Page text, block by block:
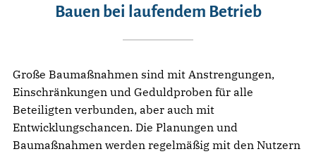
Bauen bei laufendem Betrieb
Große Baumaßnahmen sind mit Anstrengungen,
Einschränkungen und Geduldproben für alle
Beteiligten verbunden, aber auch mit
Entwicklungschancen. Die Planungen und
Baumaßnahmen werden regelmäßig mit den Nutzern